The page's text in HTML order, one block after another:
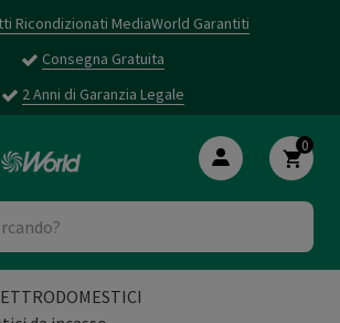
Ricondizionati MediaWorld Garantiti
Consegna Gratuita
2 Anni di Garanzia Legale
0